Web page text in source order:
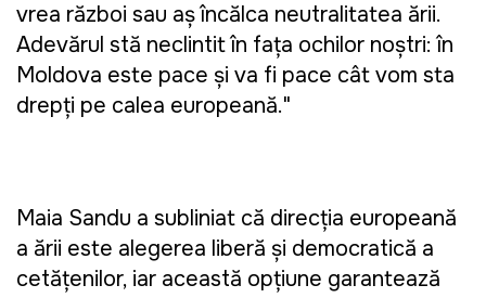
vrea război sau aș încălca neutralitatea țării.
Adevărul stă neclintit în fața ochilor noștri: în
Moldova este pace și va fi pace cât vom sta
drepți pe calea europeană."
Maia Sandu a subliniat că direcția europeană
a țării este alegerea liberă și democratică a
cetățenilor, iar această opțiune garantează